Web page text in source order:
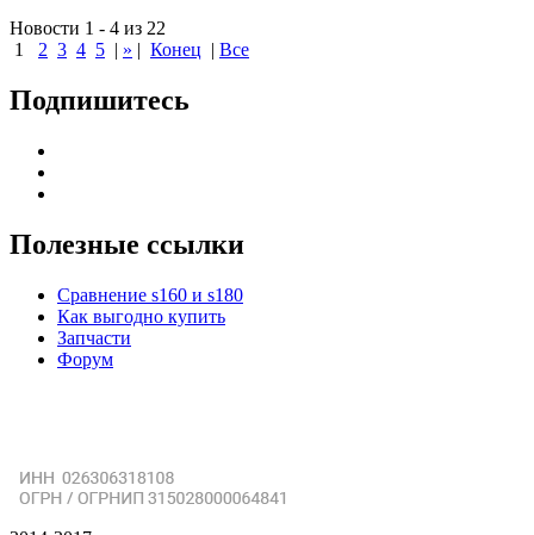
Новости 1 - 4 из 22
1
2 3 4 5 | » | Конец | Все
Подпишитесь
Полезные ссылки
Сравнение s160 и s180
Как выгодно купить
Запчасти
Форум